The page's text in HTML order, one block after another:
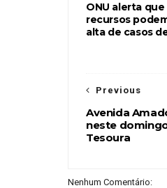
ONU alerta
recursos
alta de casos
Previous
Avenida
neste
Tesoura
Nenhum Comentário: